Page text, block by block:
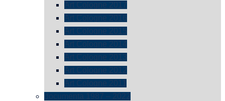
Art Cologne 2017
Art Cologne 2016
Art Cologne 2015
Art Cologne 2014
Art Cologne 2013
Art Cologne 2012
Art Cologne 2011
documenta 1987 – 2022